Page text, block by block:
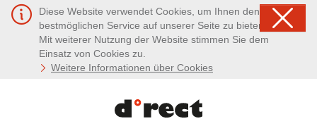
Diese Website verwendet Cookies, um Ihnen den
bestmöglichen Service auf unserer Seite zu bieten.
Mit weiterer Nutzung der Website stimmen Sie dem
Einsatz von Cookies zu.
Weitere Informationen über Cookies